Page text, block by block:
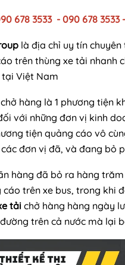
678 3533 - 090 678 3533
là địa chỉ uy tín
trên thùng xe tải nhanh
Việt Nam
hàng là 1 phương tiện
với những đơn vị kinh
tiện quảng cáo vô
đơn vị đã, và đang bỏ
hàng đã bỏ ra hàng
cáo trên xe bus, trong khi
tải chở hàng hàng ngày
trên cả nước mà lại